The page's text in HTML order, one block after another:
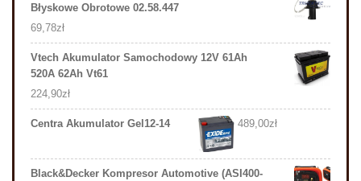
Błyskowe Obrotowe 02.58.447
69,78zł
Vtech Akumulator Samochodowy 12V 61Ah
520A 62Ah Vt61
224,90zł
Centra Akumulator Gel12-14 489,00zł
Black&Decker Kompresor Automotive (ASI400-